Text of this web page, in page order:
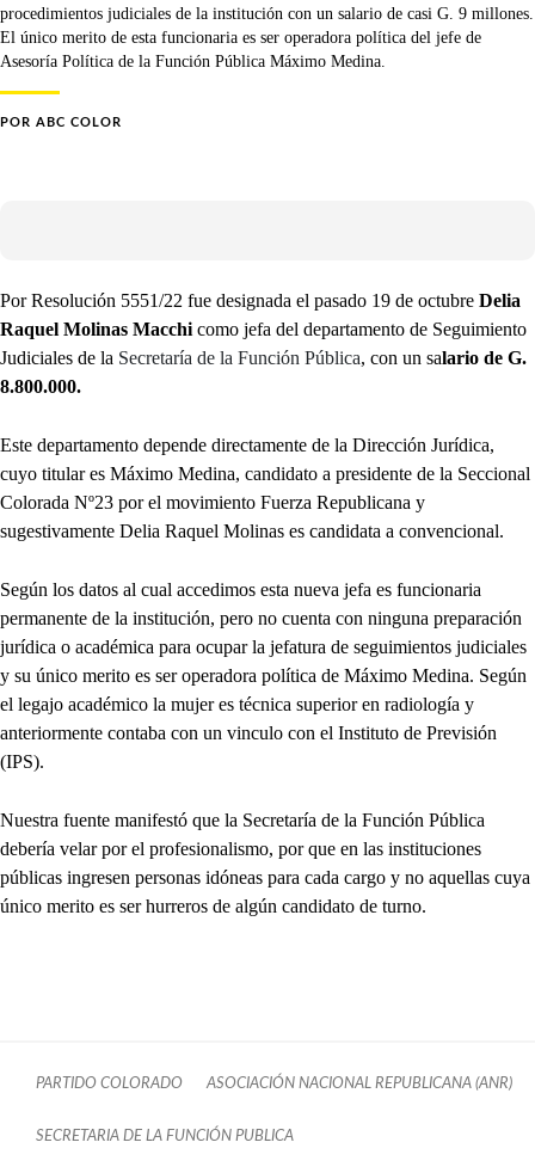
procedimientos judiciales de la institución con un salario de casi G. 9 millones.
El único merito de esta funcionaria es ser operadora política del jefe de
Asesoría Política de la Función Pública Máximo Medina.
POR ABC COLOR
Por Resolución 5551/22 fue designada el pasado 19 de octubre Delia
Raquel Molinas Macchi como jefa del departamento de Seguimiento
Judiciales de la Secretaría de la Función Pública, con un salario de G.
8.800.000.
Este departamento depende directamente de la Dirección Jurídica,
cuyo titular es Máximo Medina, candidato a presidente de la Seccional
Colorada Nº23 por el movimiento Fuerza Republicana y
sugestivamente Delia Raquel Molinas es candidata a convencional.
Según los datos al cual accedimos esta nueva jefa es funcionaria
permanente de la institución, pero no cuenta con ninguna preparación
jurídica o académica para ocupar la jefatura de seguimientos judiciales
y su único merito es ser operadora política de Máximo Medina. Según
el legajo académico la mujer es técnica superior en radiología y
anteriormente contaba con un vinculo con el Instituto de Previsión
(IPS).
Nuestra fuente manifestó que la Secretaría de la Función Pública
debería velar por el profesionalismo, por que en las instituciones
públicas ingresen personas idóneas para cada cargo y no aquellas cuya
único merito es ser hurreros de algún candidato de turno.
PARTIDO COLORADO ASOCIACIÓN NACIONAL REPUBLICANA (ANR)
SECRETARIA DE LA FUNCIÓN PUBLICA